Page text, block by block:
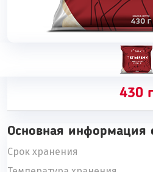
430 г
Основная информация
Срок хранения